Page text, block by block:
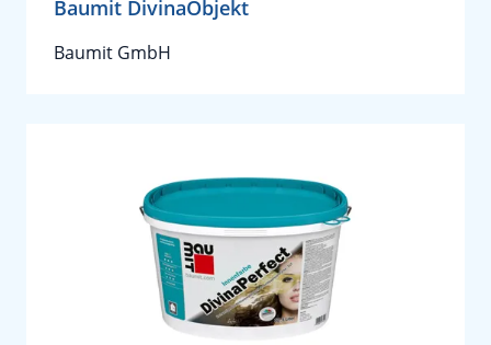
Baumit DivinaObjekt
Baumit GmbH